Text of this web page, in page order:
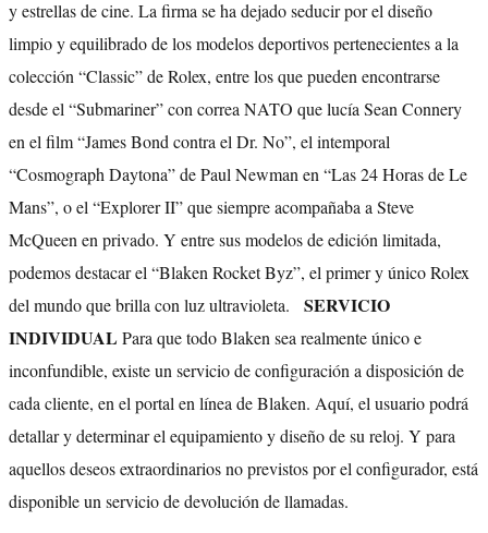
y estrellas de cine. La firma se ha dejado seducir por el diseño
limpio y equilibrado de los modelos deportivos pertenecientes a la
colección “Classic” de Rolex, entre los que pueden encontrarse
desde el “Submariner” con correa NATO que lucía Sean Connery
en el film “James Bond contra el Dr. No”, el intemporal
“Cosmograph Daytona” de Paul Newman en “Las 24 Horas de Le
Mans”, o el “Explorer II” que siempre acompañaba a Steve
McQueen en privado. Y entre sus modelos de edición limitada,
podemos destacar el “Blaken Rocket Byz”, el primer y único Rolex
del mundo que brilla con luz ultravioleta. SERVICIO
INDIVIDUAL Para que todo Blaken sea realmente único e
inconfundible, existe un servicio de configuración a disposición de
cada cliente, en el portal en línea de Blaken. Aquí, el usuario podrá
detallar y determinar el equipamiento y diseño de su reloj. Y para
aquellos deseos extraordinarios no previstos por el configurador, está
disponible un servicio de devolución de llamadas.